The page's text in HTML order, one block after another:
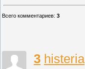
Всего комментариев: 3
3 histeria